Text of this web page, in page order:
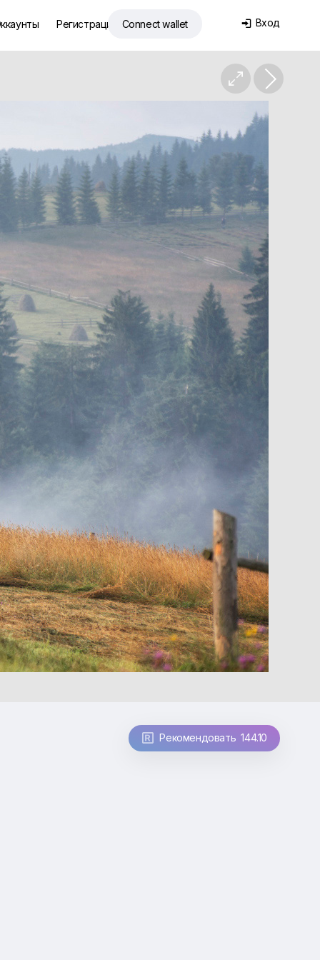
Регистрация Connect wallet  Вход

 Рекомендовать 144.10